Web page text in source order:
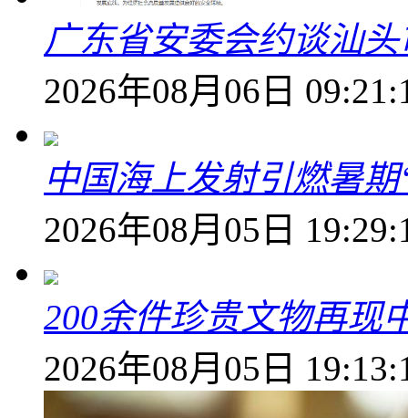
广东省安委会约谈汕
2026年08月06日
中国海上发射引燃暑
2026年08月05日
200余件珍贵文物再现
2026年08月05日